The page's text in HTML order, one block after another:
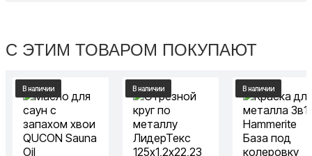
С ЭТИМ ТОВАРОМ ПОКУПАЮТ
В наличии В наличии В наличии